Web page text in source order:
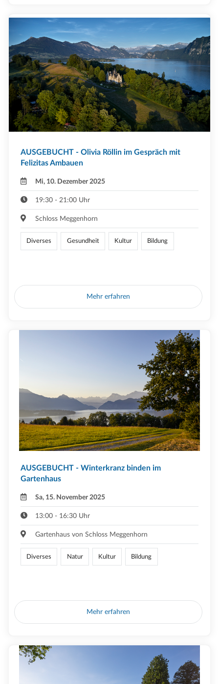
AUSGEBUCHT - Olivia Röllin im Gespräch mit
Felizitas Ambauen
Mi, 10. Dezember 2025
19:30 - 21:00 Uhr
Schloss Meggenhorn
Diverses Gesundheit Kultur Bildung
Mehr erfahren
AUSGEBUCHT - Winterkranz binden im
Gartenhaus
Sa, 15. November 2025
13:00 - 16:30 Uhr
Gartenhaus von Schloss Meggenhorn
Diverses Natur Kultur Bildung
Mehr erfahren